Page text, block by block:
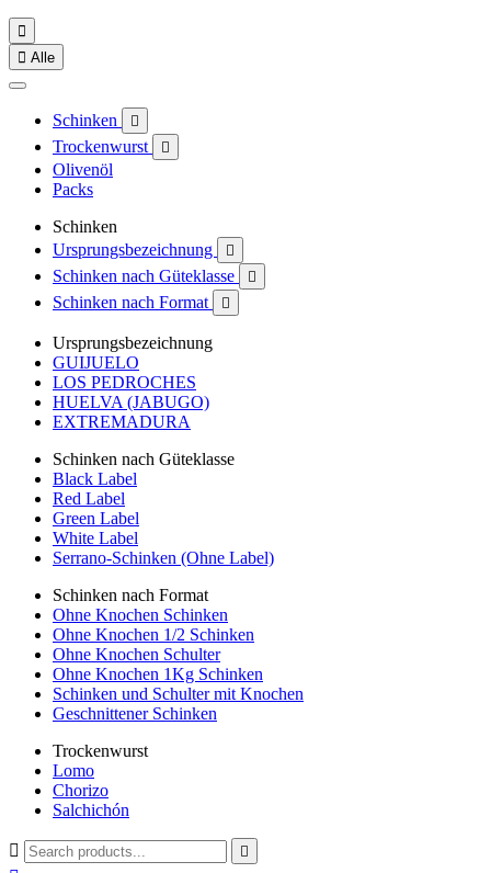

 Alle
Schinken 
Trockenwurst 
Olivenöl
Packs
Schinken
Ursprungsbezeichnung

Schinken nach Güteklasse 
Schinken nach Format 
Ursprungsbezeichnung
GUIJUELO
LOS PEDROCHES
HUELVA (JABUGO)
EXTREMADURA
Schinken nach Güteklasse
Black Label
Red Label
Green Label
White Label
Serrano-Schinken (Ohne Label)
Schinken nach Format
Ohne Knochen Schinken
Ohne Knochen 1/2 Schinken
Ohne Knochen Schulter
Ohne Knochen 1Kg Schinken
Schinken und Schulter mit Knochen
Geschnittener Schinken
Trockenwurst
Lomo
Chorizo
Salchichón
 